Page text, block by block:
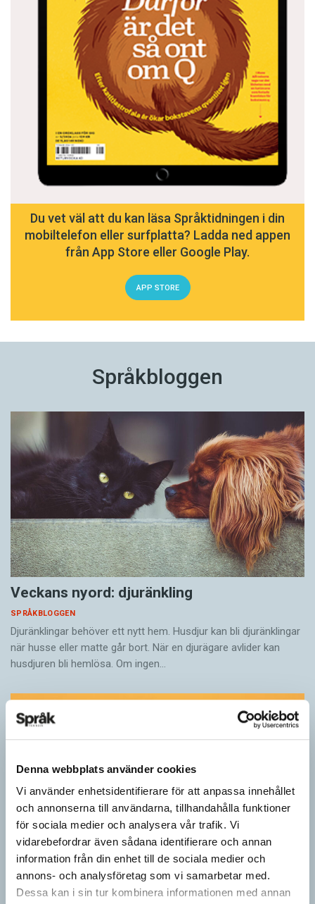
Denna webbplats använder cookies
Vi använder enhetsidentifierare för att anpassa innehållet
och annonserna till användarna, tillhandahålla funktioner
för sociala medier och analysera vår trafik. Vi
vidarebefordrar även sådana identifierare och annan
information från din enhet till de sociala medier och
annons- och analysföretag som vi samarbetar med.
Dessa kan i sin tur kombinera informationen med annan
Du vet väl att du kan läsa Språktidningen i din
mobiltelefon eller surfplatta? Ladda ned appen
från App Store eller Google Play.
APP STORE
Språkbloggen
Veckans nyord: djuränkling
SPRÅKBLOGGEN
Djuränklingar behöver ett nytt hem. Husdjur kan bli djuränklingar
när husse eller matte går bort. När en djurägare avlider kan
husdjuren bli hemlösa. Om ingen…